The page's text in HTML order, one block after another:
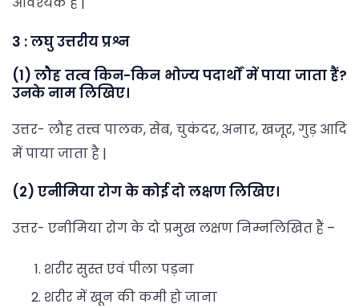
3 : लघु उत्तरीय प्रश्न
(1) लौह तत्व किन-किन भोज्य पदार्थों में पाया जाता हैं?
उनके नाम लिखिए।
उत्तर- लौह तत्त्व पालक, सेब, चुकंदर, अनार, खजूर, गुड़ आदि
में पाया जाता है |
(2) एनीमिया रोग के कोई दो लक्षण लिखिए।
उत्तर- एनीमिया रोग के दो प्रमुख लक्षण निम्नलिखित हैं –
शरीर सुस्त एवं पीला पड़ना
शरीर में खून की कमी हो जाना